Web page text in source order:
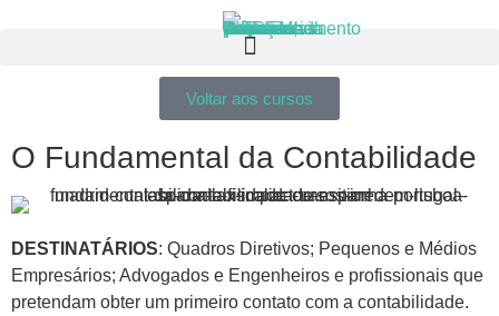
Voltar aos cursos
O Fundamental da Contabilidade
DESTINATÁRIOS: Quadros Diretivos; Pequenos e Médios
Empresários; Advogados e Engenheiros e profissionais que
pretendam obter um primeiro contato com a contabilidade.